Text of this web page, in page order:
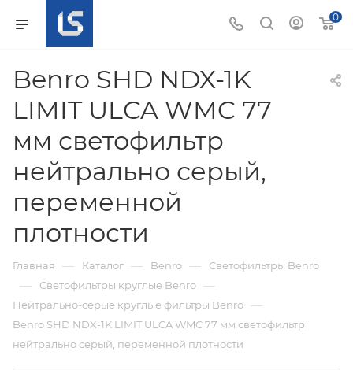
0
Benro SHD NDX-1K
LIMIT ULCA WMC 77
мм светофильтр
нейтрально серый,
переменной
плотности
Главная — Каталог — Benro — Светофильтры Benro
— Светофильтры круглые Benro —
Нейтрально-серые круглые фильтры Benro —
Benro SHD NDX-1K LIMIT ULCA WMC 77 мм светофильтр
нейтрально серый, переменной плотности